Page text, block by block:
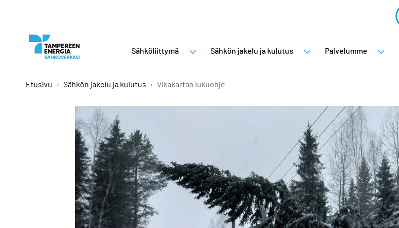
Sähköliittymä Sähkön jakelu ja kulutus Palvelumme
Etusivu › Sähkön jakelu ja kulutus › Vikakartan lukuohje